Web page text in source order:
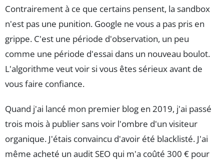
Contrairement à ce que certains pensent, la sandbox
n'est pas une punition. Google ne vous a pas pris en
grippe. C'est une période d'observation, un peu
comme une période d'essai dans un nouveau boulot.
L'algorithme veut voir si vous êtes sérieux avant de
vous faire confiance.
Quand j'ai lancé mon premier blog en 2019, j'ai passé
trois mois à publier sans voir l'ombre d'un visiteur
organique. J'étais convaincu d'avoir été blacklisté. J'ai
même acheté un audit SEO qui m'a coûté 300 € pour